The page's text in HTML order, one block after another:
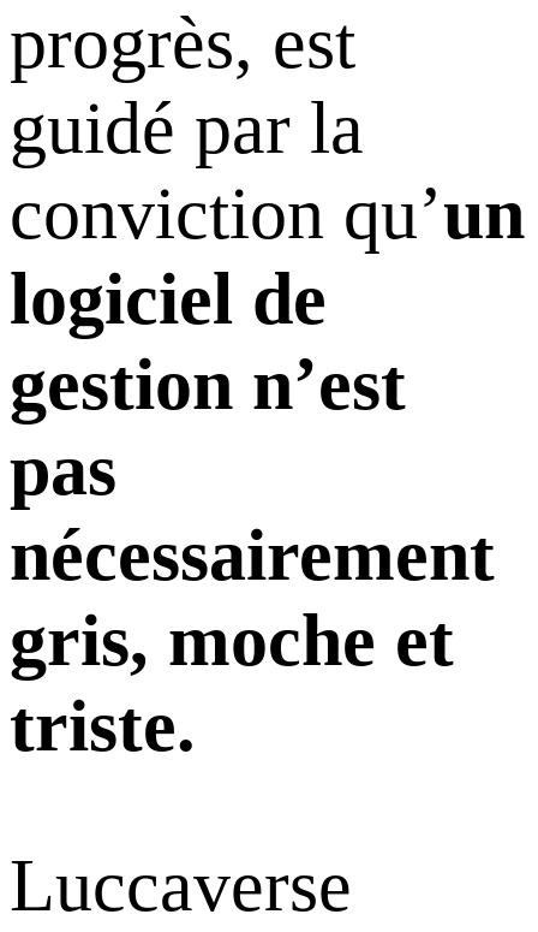
progrès, est
guidé par la
conviction qu’un
logiciel de
gestion n’est
pas
nécessairement
gris, moche et
triste.
Luccaverse